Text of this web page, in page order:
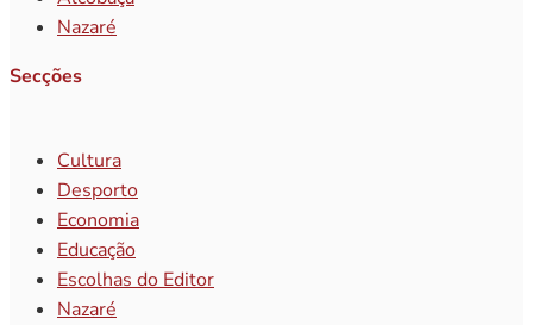
Nazaré
Secções
Cultura
Desporto
Economia
Educação
Escolhas do Editor
Nazaré